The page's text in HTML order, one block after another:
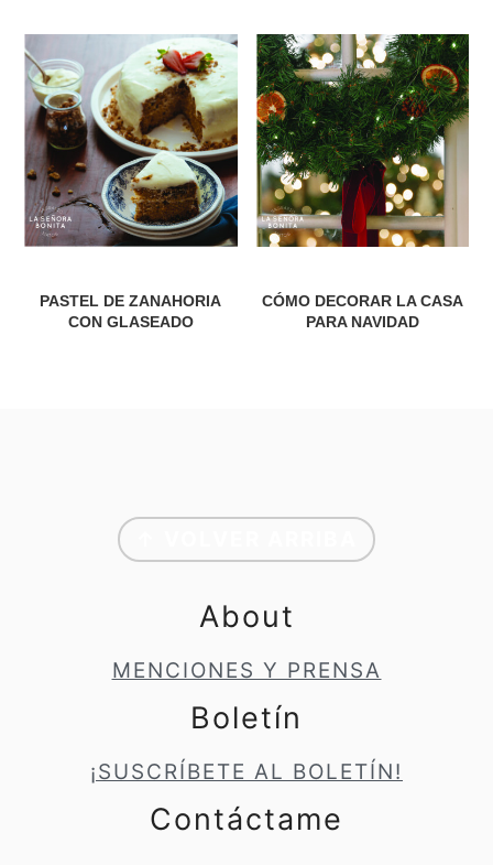
PASTEL DE ZANAHORIA
CON GLASEADO
CÓMO DECORAR LA CASA
PARA NAVIDAD
About
MENCIONES Y PRENSA
Boletín
¡SUSCRÍBETE AL BOLETÍN!
Contáctame